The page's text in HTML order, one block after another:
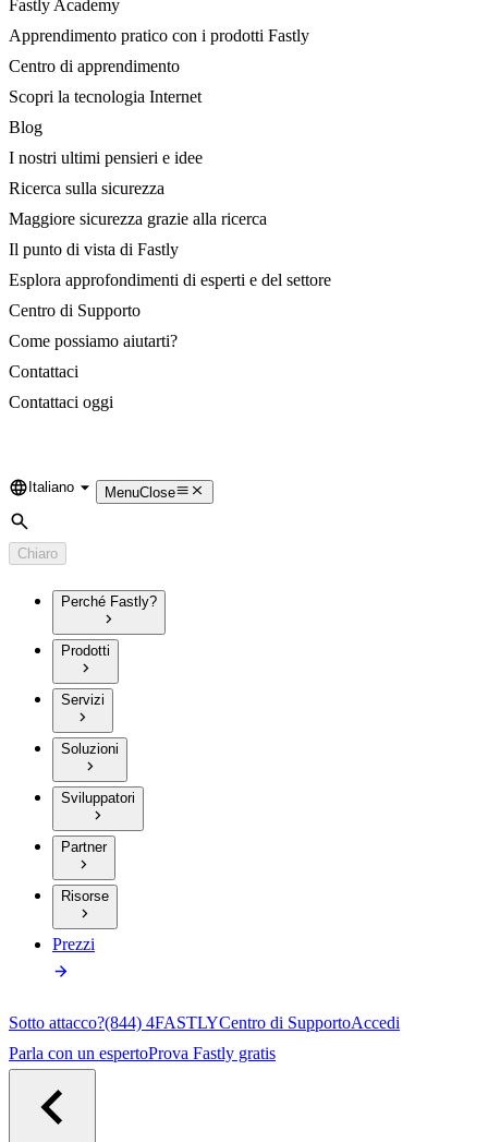
Fastly Academy
Apprendimento pratico con i prodotti Fastly
Centro di apprendimento
Scopri la tecnologia Internet
Blog
I nostri ultimi pensieri e idee
Ricerca sulla sicurezza
Maggiore sicurezza grazie alla ricerca
Il punto di vista di Fastly
Esplora approfondimenti di esperti e del settore
Centro di Supporto
Come possiamo aiutarti?
Contattaci
Contattaci oggi
Language
Italiano MenuClose
Cerca
Chiaro
Perché Fastly?
Prodotti
Servizi
Soluzioni
Sviluppatori
Partner
Risorse
Prezzi
Sotto attacco?(844) 4FASTLYCentro di SupportoAccedi
Parla con un espertoProva Fastly gratis